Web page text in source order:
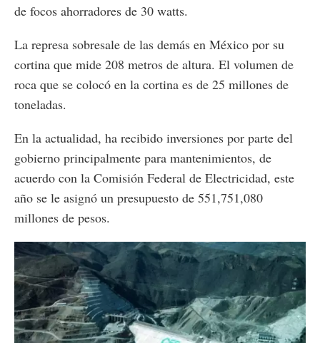
de focos ahorradores de 30 watts.
La represa sobresale de las demás en México por su
cortina que mide 208 metros de altura. El volumen de
roca que se colocó en la cortina es de 25 millones de
toneladas.
En la actualidad, ha recibido inversiones por parte del
gobierno principalmente para mantenimientos, de
acuerdo con la Comisión Federal de Electricidad, este
año se le asignó un presupuesto de 551,751,080
millones de pesos.